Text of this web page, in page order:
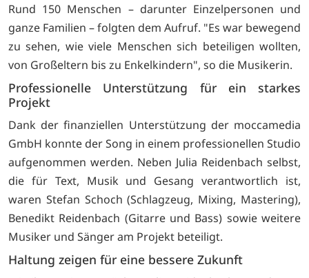
Rund 150 Menschen – darunter Einzelpersonen und
ganze Familien – folgten dem Aufruf. "Es war bewegend
zu sehen, wie viele Menschen sich beteiligen wollten,
von Großeltern bis zu Enkelkindern", so die Musikerin.
Professionelle Unterstützung für ein starkes
Projekt
Dank der finanziellen Unterstützung der moccamedia
GmbH konnte der Song in einem professionellen Studio
aufgenommen werden. Neben Julia Reidenbach selbst,
die für Text, Musik und Gesang verantwortlich ist,
waren Stefan Schoch (Schlagzeug, Mixing, Mastering),
Benedikt Reidenbach (Gitarre und Bass) sowie weitere
Musiker und Sänger am Projekt beteiligt.
Haltung zeigen für eine bessere Zukunft